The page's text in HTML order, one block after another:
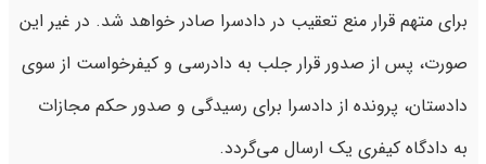
برای متهم قرار منع تعقیب در دادسرا صادر خواهد شد. در غیر این
صورت، پس از صدور قرار جلب به دادرسی و کیفرخواست از سوی
دادستان، پرونده از دادسرا برای رسیدگی و صدور حکم مجازات
به دادگاه کیفری یک ارسال می‌گردد.